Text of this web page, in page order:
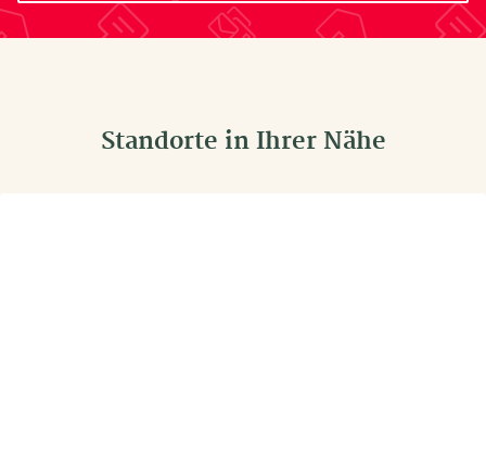
Standorte in Ihrer Nähe